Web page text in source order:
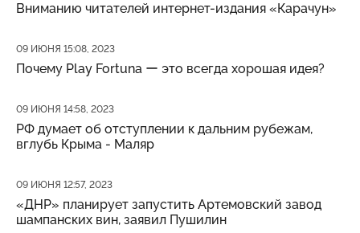
Вниманию читателей интернет-издания «Карачун»
Дата публикации
09 ИЮНЯ 15:08, 2023
Почему Play Fortuna ー это всегда хорошая идея?
Дата публикации
09 ИЮНЯ 14:58, 2023
РФ думает об отступлении к дальним рубежам,
вглубь Крыма - Маляр
Дата публикации
09 ИЮНЯ 12:57, 2023
«ДНР» планирует запустить Артемовский завод
шампанских вин, заявил Пушилин